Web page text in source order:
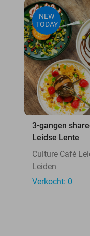
NEW
TODAY
3-gangen
Leidse Lente
Culture Café
Leiden
Verkocht: 0